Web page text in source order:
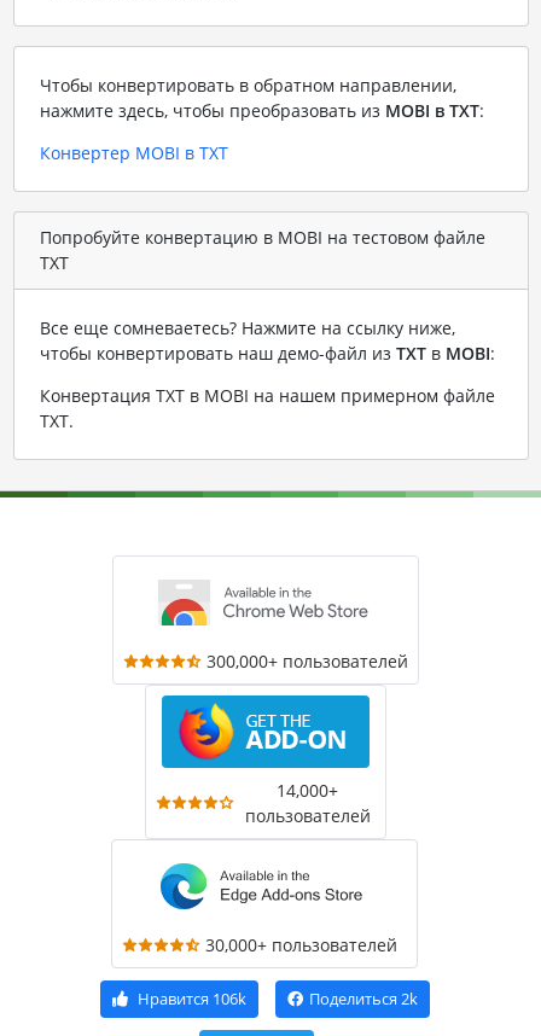
Чтобы конвертировать в обратном направлении,
нажмите здесь, чтобы преобразовать из MOBI в TXT:
Конвертер MOBI в TXT
Попробуйте конвертацию в MOBI на тестовом файле
TXT
Все еще сомневаетесь? Нажмите на ссылку ниже,
чтобы конвертировать наш демо-файл из TXTв MOBI:
Конвертация TXT в MOBI на нашем примерном файле
TXT.
300,000+ пользователей
14,000+
пользователей
30,000+ пользователей
Нравится 106k Поделиться 2k